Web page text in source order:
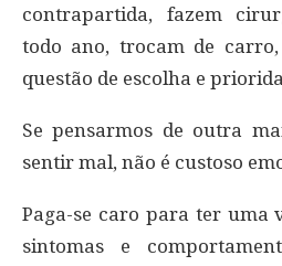
contrapartida, fazem
todo ano, trocam de
questão de escolha e
Se pensarmos de outra
sentir mal, não é custoso
Paga-se caro para ter uma
sintomas e